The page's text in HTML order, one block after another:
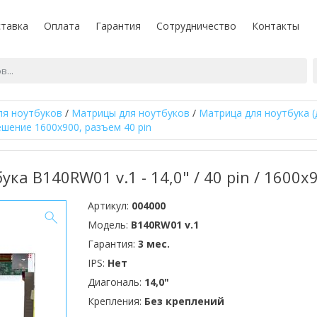
Оплата Гарантия Сотрудничество Контакты
ноутбуков / Матрицы для ноутбуков / Матрица для ноутбука
1600x900, разъем 40 pin
B140RW01 v.1 - 14,0" / 40 pin /
Артикул: 004000
Модель: B140RW01 v.1
Гарантия: 3 мес.
IPS: Нет
Диагональ: 14,0"
Крепления: Без креплений